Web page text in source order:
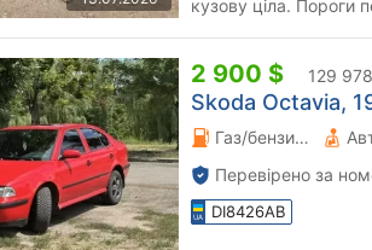
кузову ціла. Пороги
2 900 $ 129
Skoda Octavia,
Газ/бензин 2 л.
Перевірено за
DI8426AB